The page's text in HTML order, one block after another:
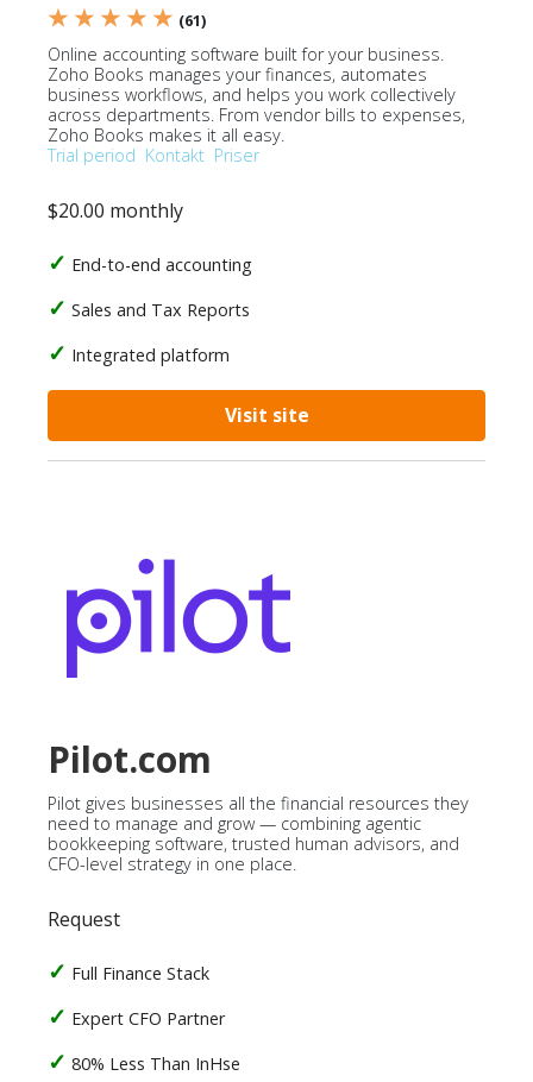
★ ★ ★ ★ ★ (61)
Online accounting software built for your business.
Zoho Books manages your finances, automates
business workflows, and helps you work collectively
across departments. From vendor bills to expenses,
Zoho Books makes it all easy.
Trial period Kontakt Priser
$20.00 monthly
End-to-end accounting
Sales and Tax Reports
Integrated platform
Visit site
Pilot.com
Pilot gives businesses all the financial resources they
need to manage and grow — combining agentic
bookkeeping software, trusted human advisors, and
CFO-level strategy in one place.
Request
Full Finance Stack
Expert CFO Partner
80% Less Than InHse